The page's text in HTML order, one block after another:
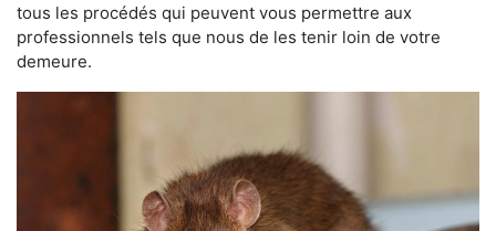
tous les procédés qui peuvent vous permettre aux
professionnels tels que nous de les tenir loin de votre
demeure.